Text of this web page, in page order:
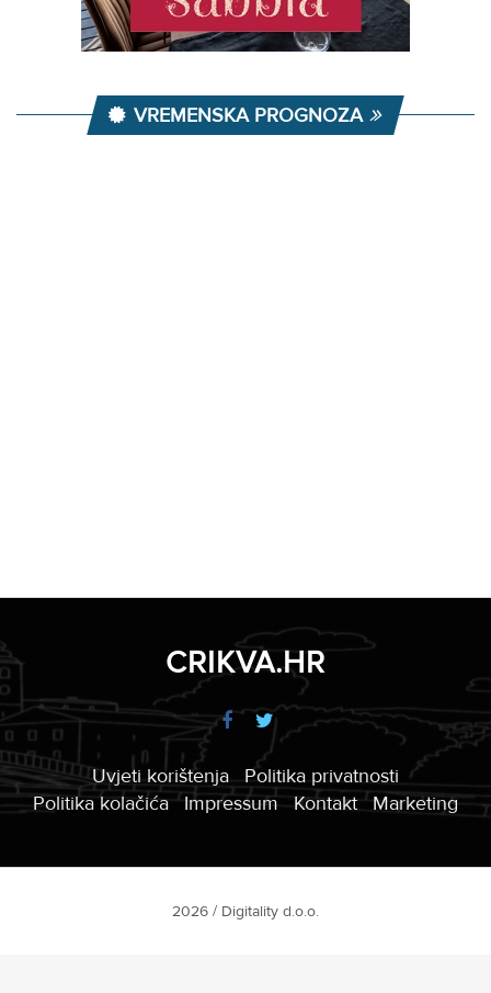
VREMENSKA PROGNOZA
CRIKVA.HR
Uvjeti korištenja
Politika privatnosti
Politika kolačića
Impressum Kontakt Marketing
2026 / Digitality d.o.o.